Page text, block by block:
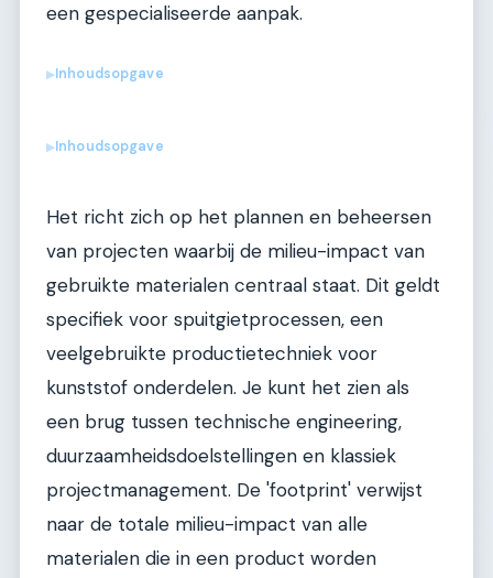
een gespecialiseerde aanpak.
▶Inhoudsopgave
▶Inhoudsopgave
Het richt zich op het plannen en beheersen
van projecten waarbij de milieu-impact van
gebruikte materialen centraal staat. Dit geldt
specifiek voor spuitgietprocessen, een
veelgebruikte productietechniek voor
kunststof onderdelen. Je kunt het zien als
een brug tussen technische engineering,
duurzaamheidsdoelstellingen en klassiek
projectmanagement. De 'footprint' verwijst
naar de totale milieu-impact van alle
materialen die in een product worden